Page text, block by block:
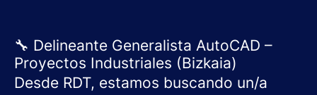
🔧 Delineante Generalista AutoCAD –
Proyectos Industriales (Bizkaia)
Desde RDT, estamos buscando un/a